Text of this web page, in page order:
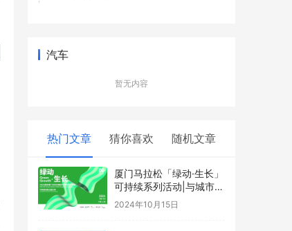
汽车
暂无内容
热门文章 猜你喜欢 随机文章
厦门马拉松「绿动·生长」
可持续系列活动|与城市同
频,跑向美好未来
2024年10月15日